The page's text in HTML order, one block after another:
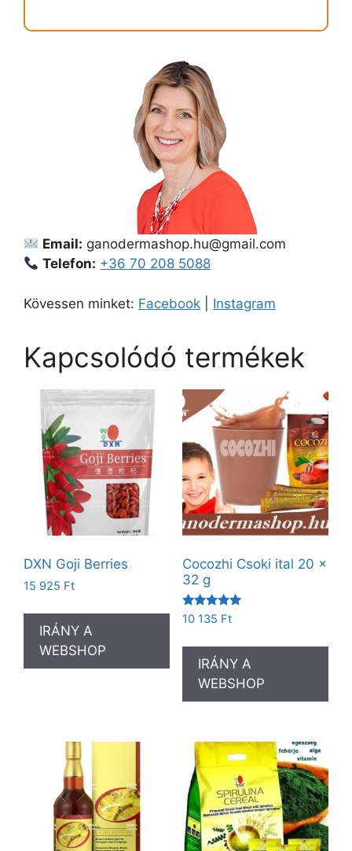
Email: ganodermashop.hu@gmail.com
Telefon: +36 70 208 5088
Kövessen minket: Facebook Instagram
Kapcsolódó termékek
DXN Goji Berries
15 925 Ft
IRÁNY A
WEBSHOP
Cocozhi Csoki ital 20 x
32 g
Értékelés:
10 135 Ft
IRÁNY A
WEBSHOP